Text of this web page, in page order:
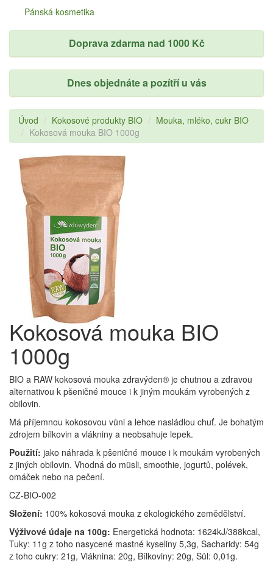
Pánská kosmetika
Doprava zdarma nad 1000 Kč
Dnes objednáte a pozítří u vás
Úvod Kokosové produkty BIO
Mouka, mléko, cukr BIO
Kokosová mouka BIO 1000g
Kokosová mouka BIO
1000g
BIO a RAW kokosová mouka zdravýden® je chutnou a zdravou
alternativou k pšeničné mouce i k jiným moukám vyrobených z
obilovin.
Má příjemnou kokosovou vůni a lehce nasládlou chuť. Je bohatým
zdrojem bílkovin a vlákniny a neobsahuje lepek.
Použití: jako náhrada k pšeničné mouce i k moukám vyrobených
z jiných obilovin. Vhodná do müsli, smoothie, jogurtů, polévek,
omáček nebo na pečení.
CZ-BIO-002
Složení: 100% kokosová mouka z ekologického zemědělství.
Výživové údaje na 100g: Energetická hodnota: 1624kJ/388kcal,
Tuky: 11g z toho nasycené mastné kyseliny 5,3g, Sacharidy: 54g
z toho cukry: 21g, Vláknina: 20g, Bílkoviny: 20g, Sůl: 0,01g.